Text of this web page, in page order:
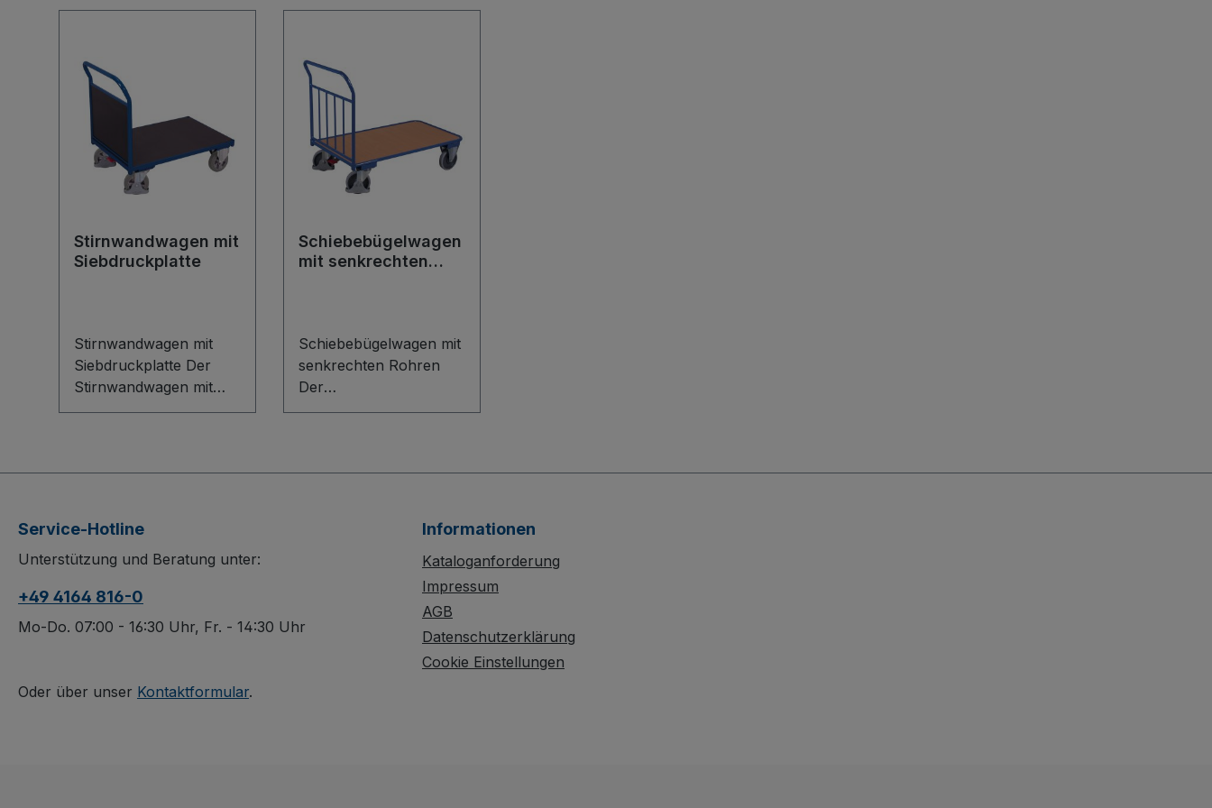
Stirnwandwagen mit
Siebdruckplatte
Stirnwandwagen mit
Siebdruckplatte Der
Stirnwandwagen mit
Siebdruckplatte
System mit innovativem
Ladefläche und
Stirnwand aus
Sperrholz besitzen eine
rutschhemmende
oberflächengeschützt
Schiebebügelwagen
mit senkrechten
Schiebebügelwagen mit
senkrechten Rohren
Der
Schiebebügelwagen mit
flexibles Baukasten-
Bodenkonstruktion aus
oberflächengeschützter
Holzwerkstoffplatte ist
schlag- und kratzfest
und damit ideal für den
Service-Hotline
Unterstützung und Beratung unter:
+49 4164 816-0
Mo-Do. 07:00 - 16:30 Uhr, Fr. - 14:30 Uhr
Oder über unser Kontaktformular.
Informationen
Kataloganforderung
Impressum
AGB
Datenschutzerklärung
Cookie Einstellungen